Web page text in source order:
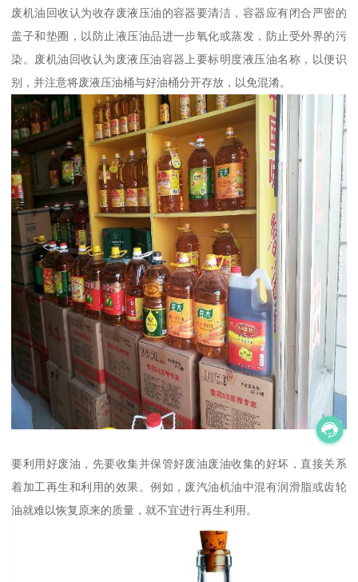
废机油回收认为收存废液压油的容器要清洁，容器应有闭合严密的
盖子和垫圈，以防止液压油品进一步氧化或蒸发，防止受外界的污
染。废机油回收认为废液压油容器上要标明度液压油名称，以便识
别，并注意将废液压油桶与好油桶分开存放，以免混淆。
要利用好废油，先要收集并保管好废油废油收集的好坏，直接关系
着加工再生和利用的效果。例如，废汽油机油中混有润滑脂或齿轮
油就难以恢复原来的质量，就不宜进行再生利用。